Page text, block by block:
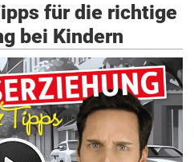
für die richtige
bei Kindern